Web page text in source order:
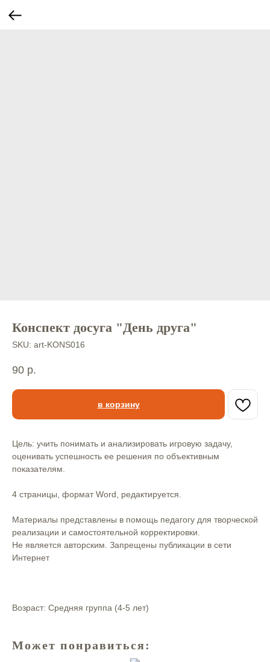
Конспект досуга "День друга"
SKU: art-KONS016
90 р.
в корзину
Цель: учить понимать и анализировать игровую задачу,
оценивать успешность ее решения по объективным
показателям.
4 страницы, формат Word, редактируется.
Материалы представлены в помощь педагогу для творческой
реализации и самостоятельной корректировки.
Не является авторским. Запрещены публикации в сети
Интернет
Возраст: Средняя группа (4-5 лет)
Может понравиться: